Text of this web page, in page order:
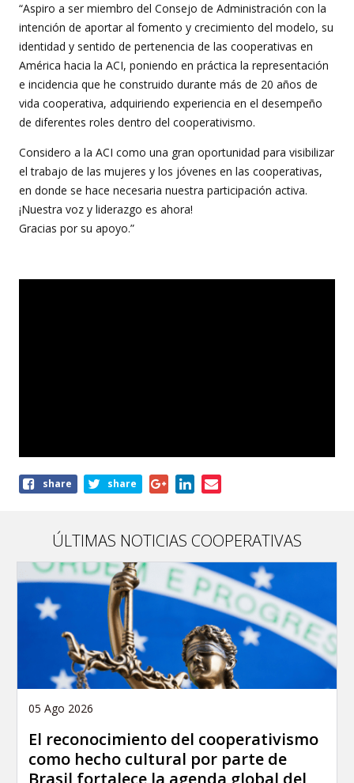
“Aspiro a ser miembro del Consejo de Administración con la
intención de aportar al fomento y crecimiento del modelo, su
identidad y sentido de pertenencia de las cooperativas en
América hacia la ACI, poniendo en práctica la representación
e incidencia que he construido durante más de 20 años de
vida cooperativa, adquiriendo experiencia en el desempeño
de diferentes roles dentro del cooperativismo.
Considero a la ACI como una gran oportunidad para visibilizar
el trabajo de las mujeres y los jóvenes en las cooperativas,
en donde se hace necesaria nuestra participación activa.
¡Nuestra voz y liderazgo es ahora!
Gracias por su apoyo.”
Shareshare share
ÚLTIMAS NOTICIAS COOPERATIVAS
05 Ago 2026
El reconocimiento del cooperativismo
como hecho cultural por parte de
Brasil fortalece la agenda global del